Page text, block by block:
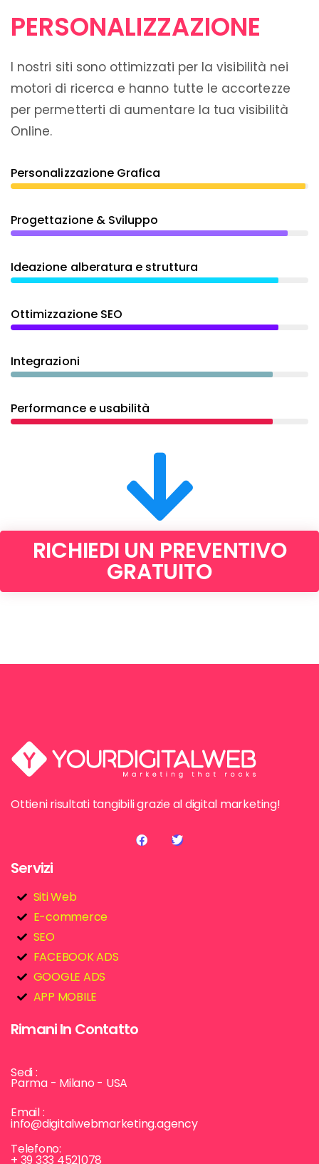
PERSONALIZZAZIONE
I nostri siti sono ottimizzati per la visibilità nei
motori di ricerca e hanno tutte le accortezze
per permetterti di aumentare la tua visibilità
Online.
Personalizzazione Grafica
Progettazione & Sviluppo
Ideazione alberatura e struttura
Ottimizzazione SEO
Integrazioni
Performance e usabilità
RICHIEDI UN PREVENTIVO
GRATUITO
Ottieni risultati tangibili grazie al digital marketing!
Servizi
Siti Web
E-commerce
SEO
FACEBOOK ADS
GOOGLE ADS
APP MOBILE
Rimani In Contatto
Sedi :
Parma - Milano - USA
Email :
info@digitalwebmarketing.agency
Telefono:
+ 39 333 4521078